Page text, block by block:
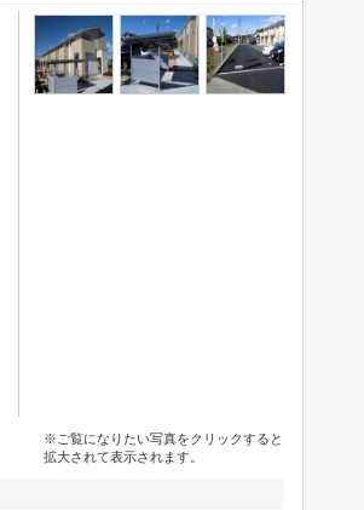
※ご覧になりたい写真をクリックすると
拡大されて表示されます。